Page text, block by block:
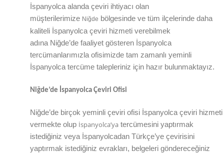
İspanyolca alanda çeviri ihtiyacı olan
müşterilerimize Niğde bölgesinde ve tüm ilçelerinde daha
kaliteli İspanyolca çeviri hizmeti verebilmek
adına Niğde’de faaliyet gösteren İspanyolca
tercümanlarımızla ofisimizde tam zamanlı yeminli
İspanyolca tercüme talepleriniz için hazır bulunmaktayız.
Niğde’de İspanyolca Çeviri Ofisi
Niğde’de birçok yeminli çeviri ofisi İspanyolca çeviri hizmeti
vermekte olup İspanyolca’ya tercümesini yaptırmak
istediğiniz veya İspanyolcadan Türkçe’ye çevirisini
yaptırmak istediğiniz evrakları, belgeleri göndereceğiniz